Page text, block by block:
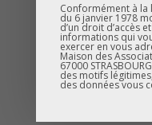
coachs
Venez
talents !
Conformément à
du 6 janvier 1978
d’un droit d’accès
informations qui
exercer en vous
Maison des
67000
des motifs
des données vous